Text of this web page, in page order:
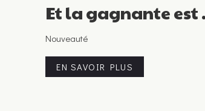
Et la gagnante
Nouveauté
EN SAVOIR PLUS